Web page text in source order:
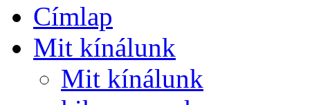
Címlap
Mit kínálunk
Mit kínálunk